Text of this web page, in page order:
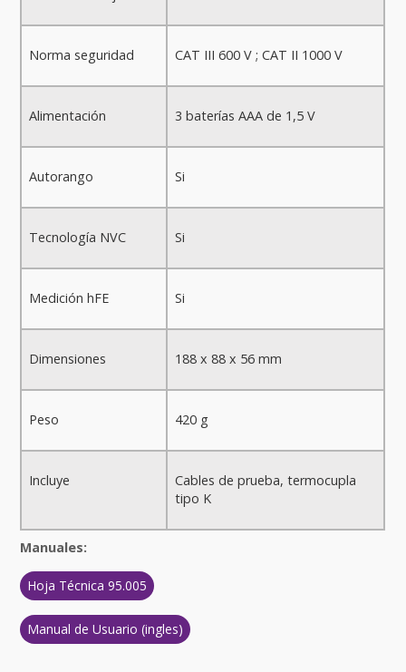
Norma seguridad CAT III 600 V ; CAT II 1000 V
Alimentación 3 baterías AAA de 1,5 V
Autorango Si
Tecnología NVC Si
Medición hFE Si
Dimensiones 188 x 88 x 56 mm
Peso 420 g
Incluye
Cables de prueba, termocupla
tipo K
Manuales:
Hoja Técnica 95.005
Manual de Usuario (ingles)